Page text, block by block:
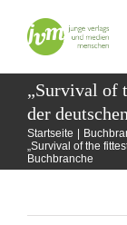
Inhalt
springen
„Survival of
der
Startseite
„Survival of the
Buchbranche